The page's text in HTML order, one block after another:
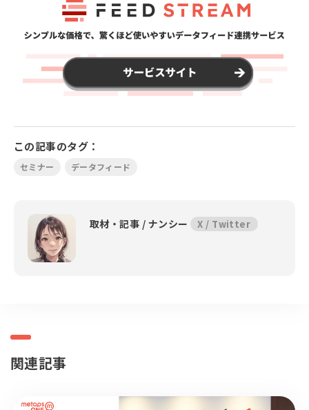
この記事のタグ：
セミナー データフィード
取材・記事 / ナンシー X / Twitter
関連記事